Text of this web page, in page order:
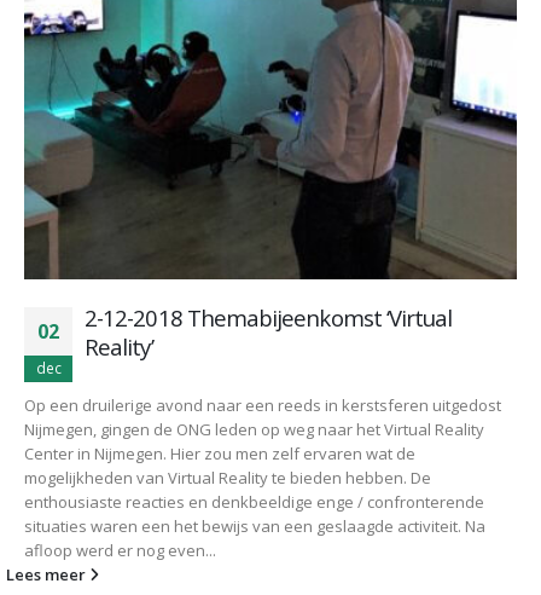
02
dec
2-12-2018 Themabijeenkomst ‘Virtual
Reality’
Op een druilerige avond naar een reeds in kerstsferen uitgedost
Nijmegen, gingen de ONG leden op weg naar het Virtual Reality
Center in Nijmegen. Hier zou men zelf ervaren wat de
mogelijkheden van Virtual Reality te bieden hebben. De
enthousiaste reacties en denkbeeldige enge / confronterende
situaties waren een het bewijs van een geslaagde activiteit. Na
afloop werd er nog even...
Lees meer